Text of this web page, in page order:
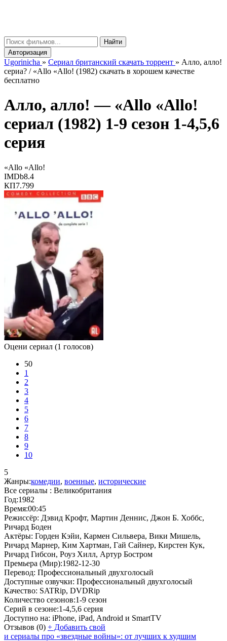
Найти
Авторизация
Ugorinicha » Сериал британский скачать торрент » Алло, алло!
сериа? / «Allo «Allo! (1982) скачать в хорошем качестве
бесплатно
Алло, алло! — «Allo «Allo!
сериал (1982) 1-9 сезон 1-4,5,6
серия
«Allo «Allo!
IMDb8.4
КП7.799
Оцени сериал (1 голосов)
50
1
2
3
4
5
6
7
8
9
10
5
Жанры:комедии, военные, исторические
Все сериалы : Великобритания
Год:1982
Время:00:45
Режиссёр: Дэвид Крофт, Мартин Деннис, Джон Б. Хоббс,
Ричард Боден
Актёры: Горден Кэйи, Кармен Сильвера, Вики Мишель,
Ричард Марнер, Ким Хартман, Гай Сайнер, Кирстен Кук,
Ричард Гибсон, Роуз Хилл, Артур Бостром
Премьера (Мир):1982-12-30
Перевод: Профессиональный двухголосый
Доступные озвучки: Профессиональный двухголосый
Качество: SATRip, DVDRip
Количество сезонов:1-9 сезон
Серий в сезоне:1-4,5,6 серия
Доступно на: iPhone, iPad, Android и SmartTV
Отзывов (0) + Добавить свой
и сериалы про «звездные войны»: от лучших к худшим